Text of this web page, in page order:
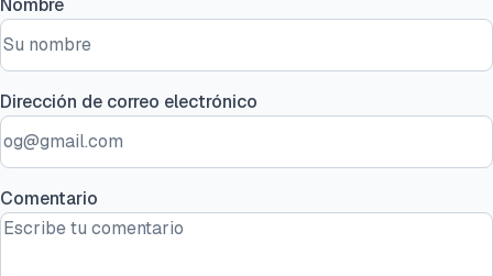
Nombre
Dirección de correo electrónico
Comentario